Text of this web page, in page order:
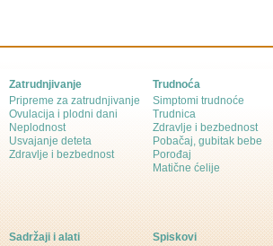
Zatrudnjivanje
Pripreme za zatrudnjivanje
Ovulacija i plodni dani
Neplodnost
Usvajanje deteta
Zdravlje i bezbednost
Trudnoća
Simptomi trudnoće
Trudnica
Zdravlje i bezbednost
Pobačaj, gubitak bebe
Porođaj
Matične ćelije
Sadržaji i alati
Spiskovi